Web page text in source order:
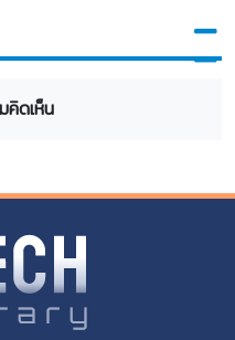
วิทยาลัยอี.เทค
คิดเห็น